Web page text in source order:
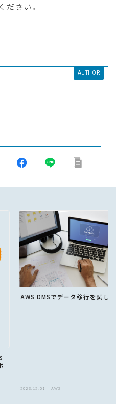
ださい。
AUTHOR
AWS DMSでデータ移行を試し
2023.12.01 AWS